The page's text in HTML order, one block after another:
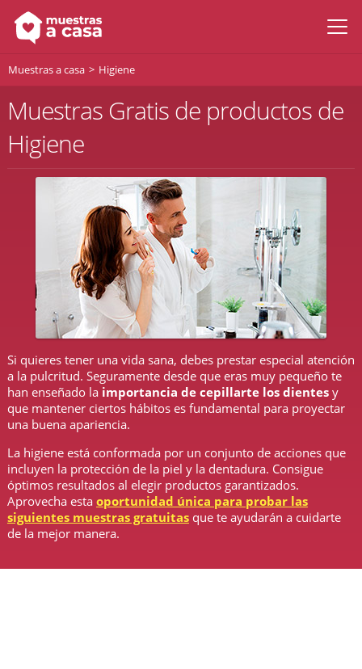
Muestras a casa Higiene
Muestras Gratis de productos de
Higiene
Si quieres tener una vida sana, debes prestar especial atención
a la pulcritud. Seguramente desde que eras muy pequeño te
han enseñado la importancia de cepillarte los dientesy
que mantener ciertos hábitos es fundamental para proyectar
una buena apariencia.
La higiene está conformada por un conjunto de acciones que
incluyen la protección de la piel y la dentadura. Consigue
óptimos resultados al elegir productos garantizados.
Aprovecha esta oportunidad única para probar las
siguientes muestras gratuitasque te ayudarán a cuidarte
de la mejor manera.